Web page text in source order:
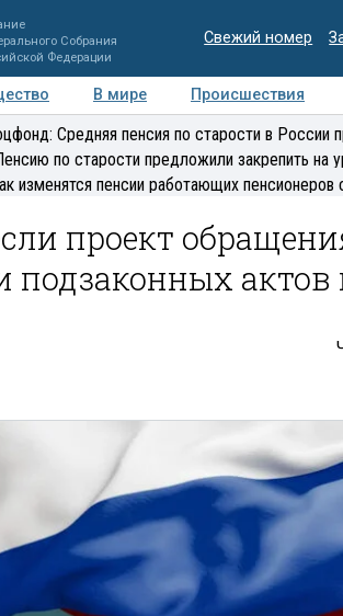
Собрания
Федерации
Свежий номер
В мире Происшествия
Регионы Медиацентр
Средняя пенсия по старости в России
по старости предложили закрепить на
изменятся пенсии работающих пенсионеров
проект
подзаконных